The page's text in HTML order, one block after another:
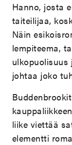
Hanno, josta
taiteilijaa,
Näin
lempiteema,
ulkopuolisuus
johtaa joko
liike viettää
elementti